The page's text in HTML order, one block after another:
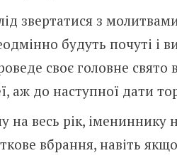
звертатися з
будуть почуті і
своє головне свято
аж до наступної дати
на весь рік, імениннику
вбрання, навіть